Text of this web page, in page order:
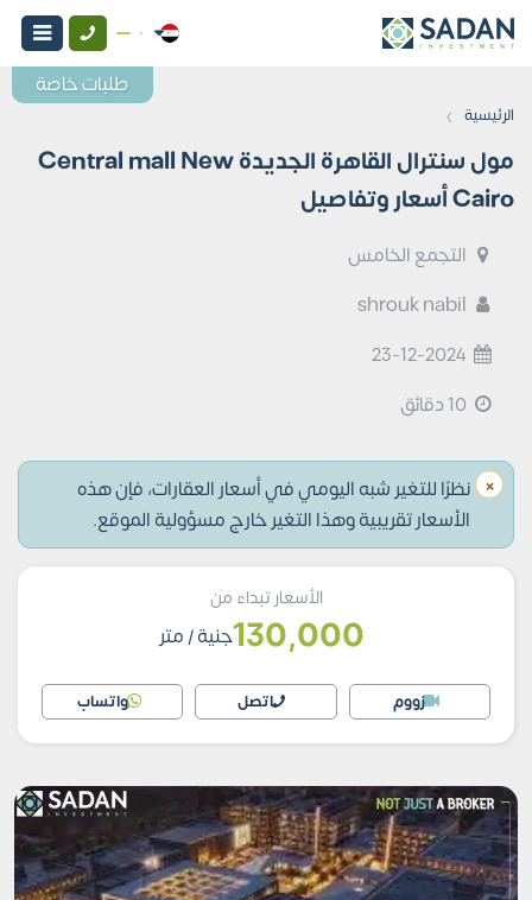
الرئيسية ›
مول سنترال القاهرة الجديدة Central mall New
Cairo أسعار وتفاصيل
التجمع الخامس
23-12-2024
× نظرًا للتغير شبه اليومي في أسعار العقارات، فإن هذه
الأسعار تقريبية وهذا التغير خارج مسؤولية الموقع.
الأسعار تبداء من
130,000جنية/ متر
زووم اتصل واتساب
طلبات خاصة